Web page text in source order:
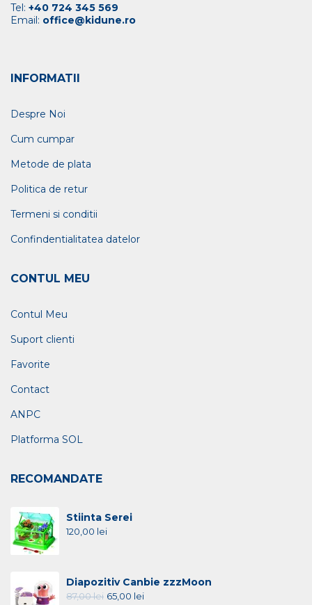
Tel: +40 724 345 569
Email: office@kidune.ro
INFORMATII
Despre Noi
Cum cumpar
Metode de plata
Politica de retur
Termeni si conditii
Confindentialitatea datelor
CONTUL MEU
Contul Meu
Suport clienti
Favorite
Contact
ANPC
Platforma SOL
RECOMANDATE
Stiinta Serei
120,00 lei
Diapozitiv Canbie zzzMoon
87,00lei 65,00 lei